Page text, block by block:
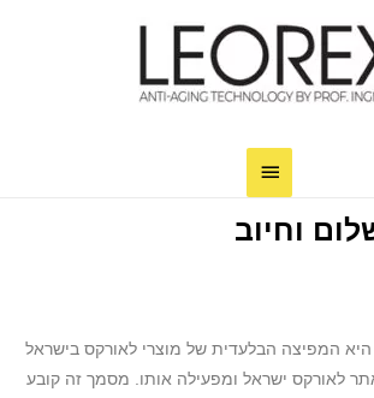
וחיוב
המפיצה הבלעדית של מוצרי לאורקס בישראל
לאורקס ישראל ומפעילה אותו. מסמך זה קובע